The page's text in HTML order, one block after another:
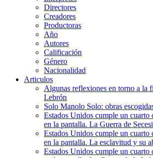
Directores
Creadores
Productoras
Año
Autores
Calificación
Género
Nacionalidad
Articulos
Algunas reflexiones en torno a la
Lebrón
Solo Manolo Solo: obras
Estados Unidos cumple un
en la pantalla. La Guerra de
Estados Unidos cumple un
en la pantalla. La esclavitud y su
Estados Unidos cumple un